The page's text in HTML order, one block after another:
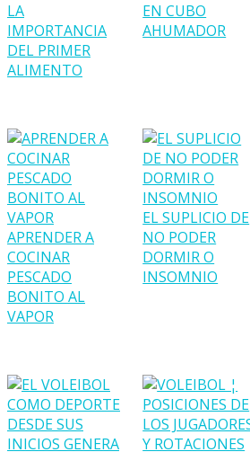
LA
IMPORTANCIA
DEL PRIMER
ALIMENTO
EN CUBO
AHUMADOR
APRENDER A
COCINAR
PESCADO
BONITO AL
VAPOR
EL SUPLICIO DE
NO PODER
DORMIR O
INSOMNIO